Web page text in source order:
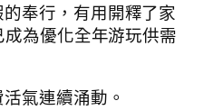
奉行，有用開釋了家
為優化全年游玩供需
氣連續涌動。